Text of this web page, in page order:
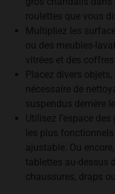
roulettes que vous
Multipliez les
ou des meubles-
vitrées et des
Placez divers
nécessaire de
suspendus derrière
Utilisez l’espace
les plus
ajustable. Ou
tablettes au-dessus
chaussures, draps